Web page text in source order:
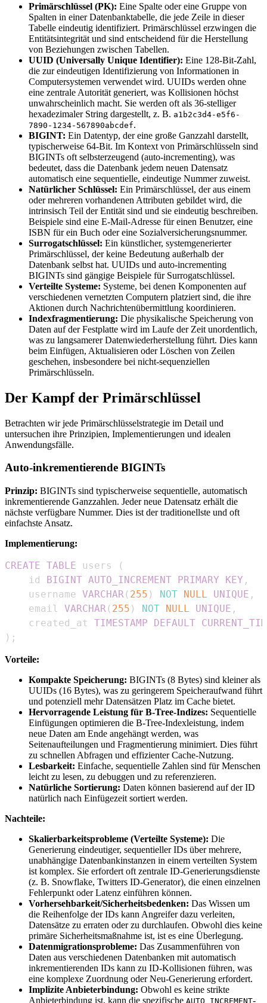
Primärschlüssel (PK): Eine Spalte oder eine Gruppe von
Spalten in einer Datenbanktabelle, die jede Zeile in dieser
Tabelle eindeutig identifiziert. Primärschlüssel erzwingen die
Entitätsintegrität und sind entscheidend für die Herstellung
von Beziehungen zwischen Tabellen.
UUID (Universally Unique Identifier): Eine 128-Bit-Zahl,
die zur eindeutigen Identifizierung von Informationen in
Computersystemen verwendet wird. UUIDs werden ohne
eine zentrale Autorität generiert, was Kollisionen höchst
unwahrscheinlich macht. Sie werden oft als 36-stelliger
hexadezimaler String dargestellt, z. B. a1b2c3d4-e5f6-
7890-1234-567890abcdef.
BIGINT: Ein Datentyp, der eine große Ganzzahl darstellt,
typischerweise 64-Bit. Im Kontext von Primärschlüsseln sind
BIGINTs oft selbsterzeugend (auto-incrementing), was
bedeutet, dass die Datenbank jedem neuen Datensatz
automatisch eine sequentielle, eindeutige Nummer zuweist.
Natürlicher Schlüssel: Ein Primärschlüssel, der aus einem
oder mehreren vorhandenen Attributen gebildet wird, die
intrinsisch Teil der Entität sind und sie eindeutig beschreiben.
Beispiele sind eine E-Mail-Adresse für einen Benutzer, eine
ISBN für ein Buch oder eine Sozialversicherungsnummer.
Surrogatschlüssel: Ein künstlicher, systemgenerierter
Primärschlüssel, der keine Bedeutung außerhalb der
Datenbank selbst hat. UUIDs und auto-incrementing
BIGINTs sind gängige Beispiele für Surrogatschlüssel.
Verteilte Systeme: Systeme, bei denen Komponenten auf
verschiedenen vernetzten Computern platziert sind, die ihre
Aktionen durch Nachrichtenübermittlung koordinieren.
Indexfragmentierung: Die physikalische Speicherung von
Daten auf der Festplatte wird im Laufe der Zeit unordentlich,
was zu langsamerer Datenwiederherstellung führt. Dies kann
beim Einfügen, Aktualisieren oder Löschen von Zeilen
geschehen, insbesondere bei nicht-sequenziellen
Primärschlüsseln.
Der Kampf der Primärschlüssel
Betrachten wir jede Primärschlüsselstrategie im Detail und
untersuchen ihre Prinzipien, Implementierungen und idealen
Anwendungsfälle.
Auto-inkrementierende BIGINTs
Prinzip: BIGINTs sind typischerweise sequentielle, automatisch
inkrementierende Ganzzahlen. Jeder neue Datensatz erhält die
nächste verfügbare Nummer. Dies ist der traditionellste und oft
einfachste Ansatz.
Implementierung:
CREATE TABLE users
(
    id
BIGINT AUTO_INCREMENT PRIMARY KEY ,
    username
VARCHAR( 255 ) NOT NULL UNIQUE ,
    email
VARCHAR( 255 ) NOT NULL UNIQUE ,
    created_at
TIMESTAMP DEFAULT
) ;
Vorteile:
Kompakte Speicherung: BIGINTs (8 Bytes) sind kleiner als
UUIDs (16 Bytes), was zu geringerem Speicheraufwand führt
und potenziell mehr Datensätzen Platz im Cache bietet.
Hervorragende Leistung für B-Tree-Indizes: Sequentielle
Einfügungen optimieren die B-Tree-Indexleistung, indem
neue Daten am Ende angehängt werden, was
Seitenaufteilungen und Fragmentierung minimiert. Dies führt
zu schnellen Abfragen und effizienter Cache-Nutzung.
Lesbarkeit: Einfache, sequentielle Zahlen sind für Menschen
leicht zu lesen, zu debuggen und zu referenzieren.
Natürliche Sortierung: Daten können basierend auf der ID
natürlich nach Einfügezeit sortiert werden.
Nachteile:
Skalierbarkeitsprobleme (Verteilte Systeme): Die
Generierung eindeutiger, sequentieller IDs über mehrere,
unabhängige Datenbankinstanzen in einem verteilten System
ist komplex. Sie erfordert oft zentrale ID-Generierungsdienste
(z. B. Snowflake, Twitters ID-Generator), die einen einzelnen
Fehlerpunkt oder Latenz einführen können.
Vorhersehbarkeit/Sicherheitsbedenken: Das Wissen um
die Reihenfolge der IDs kann Angreifer dazu verleiten,
Datensätze zu erraten oder zu durchlaufen. Obwohl dies keine
primäre Sicherheitsmaßnahme ist, ist es eine Überlegung.
Datenmigrationsprobleme: Das Zusammenführen von
Daten aus verschiedenen Datenbanken mit automatisch
inkrementierenden IDs kann zu ID-Kollisionen führen, was
eine komplexe Zuordnung oder Neu-Generierung erfordert.
Implizite Anbieterbindung: Obwohl es keine strikte
Anbieterbindung ist, kann die spezifische AUTO_INCREMENT-